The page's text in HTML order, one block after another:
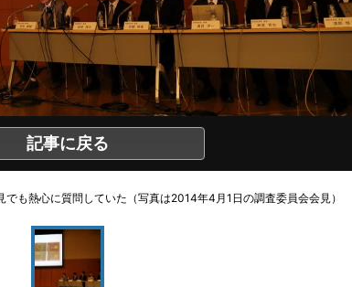
記事に戻る
も熱心に質問していた（写真は2014年4月1日の調査委員会会見）